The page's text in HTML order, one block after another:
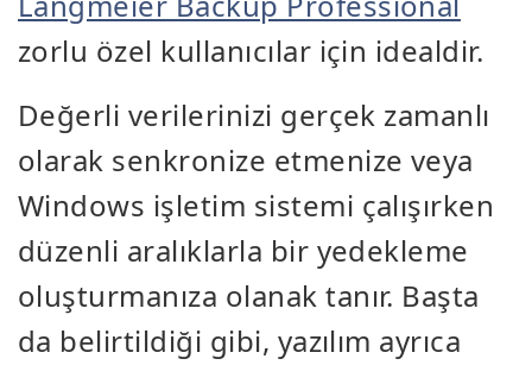
zorlu özel kullanıcılar için idealdir.
Değerli verilerinizi gerçek zamanlı
olarak senkronize etmenize veya
Windows işletim sistemi çalışırken
düzenli aralıklarla bir yedekleme
oluşturmanıza olanak tanır. Başta
da belirtildiği gibi, yazılım ayrıca